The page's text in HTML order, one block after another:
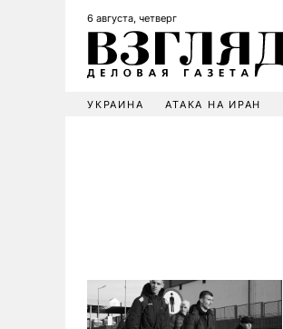
6 августа, четверг
УКРАИНА АТАКА НА ИРАН